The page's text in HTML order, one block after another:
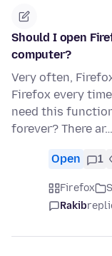
Should I open
computer?
Very often,
Firefox every
need this
forever? There ar…
Open 1
Firefox
Rakib